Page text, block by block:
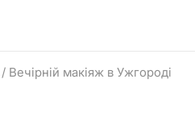
/ Вечірній макіяж в Ужгороді